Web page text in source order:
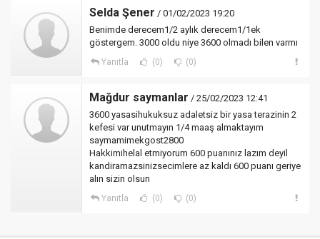
Selda Şener / 01/02/2023 19:20
Benimde derecem1/2 aylık derecem1/1ek
göstergem. 3000 oldu niye 3600 olmadı bilen varmı
Yanıtla (0) (0)
Mağdur saymanlar / 25/02/2023 12:41
3600 yasasihukuksuz adaletsiz bir yasa terazinin 2
kefesi var unutmayın 1/4 maaş almaktayım
saymamimekgost2800
Hakkimihelal etmiyorum 600 puanınız lazım deyil
kandiramazsinizsecimlere az kaldı 600 puanı geriye
alın sizin olsun
Yanıtla (0) (0)